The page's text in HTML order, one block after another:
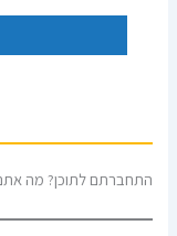
התחברתם לתוכן? מה